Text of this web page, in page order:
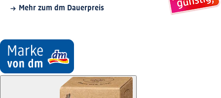
Mehr zum dm Dauerpreis